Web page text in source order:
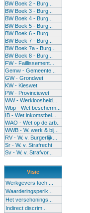
BW Boek 2 - Burg...
BW Boek 3 - Burg...
BW Boek 4 - Burg...
BW Boek 5 - Burg...
BW Boek 6 - Burg...
BW Boek 7 - Burg...
BW Boek 7a - Burg...
BW Boek 8 - Burg...
FW - Faillissement...
Gemw - Gemeente...
GW - Grondwet
KW - Kieswet
PW - Provinciewet
WW - Werkloosheid...
Wbp - Wet bescherm...
IB - Wet inkomstbel...
WAO - Wet op de arb..
WWB - W. werk & bij...
RV - W. v. Burgerlijk...
Sr - W. v. Strafrecht
Sv - W. v. Strafvor...
Visie
Werkgevers toch ...
Waarderingsperik...
Het verschonings...
Indirect discrim...